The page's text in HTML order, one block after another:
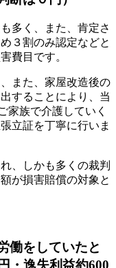
多く、また、肯定さ
３割のみ認定などと
費目です。
また、家屋改造後の
することにより、当
家族で介護していく
立証を丁寧に行いま
、しかも多くの裁判
が損害賠償の対象と
働をしていたと
・逸失利益約600